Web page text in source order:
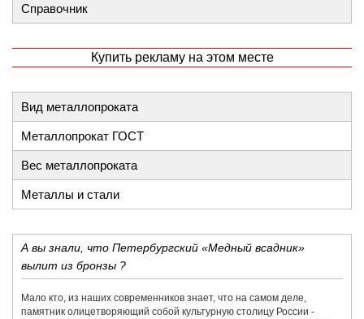
Справочник
Купить рекламу на этом месте
Вид металлопроката
Металлопрокат ГОСТ
Вес металлопроката
Металлы и стали
А вы знали, что Петербургский «Медный всадник»
вылит из бронзы ?
Мало кто, из наших современников знает, что на самом деле,
памятник олицетворяющий собой культурную столицу России -